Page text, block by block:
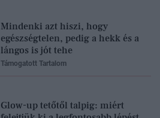
Mindenki azt hiszi, hogy
egészségtelen, pedig a hekk és a
lángos is jót tehe
Támogatott Tartalom
Glow-up tetőtől talpig: miért